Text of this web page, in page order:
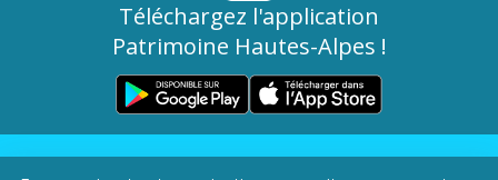
Téléchargez l'application
Patrimoine Hautes-Alpes !